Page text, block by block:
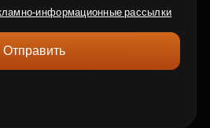
информационные рассылки
Отправить